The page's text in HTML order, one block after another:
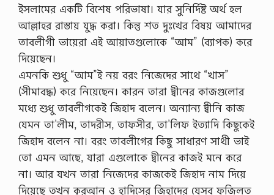
ইসলামের একটি বিশেষ পরিভাষা। যার সুনির্দিষ্ট অর্থ হল
আল্লাহর রাস্তায় যুদ্ধ করা। কিন্তু শত দুঃখের বিষয় আমাদের
তাবলীগী ভায়েরা এই আয়াতগুলোকে “আম” (ব্যাপক) করে
দিয়েছেন।
এমনকি শুধু “আম”ই নয় বরং নিজেদের সাথে “খাস”
(সীমাবদ্ধ) করে নিয়েছেন। কারন তারা দ্বীনের কাজগুলোর
মধ্যে শুধু তাবলীগকেই জিহাদ বলেন। অন্যান্য দ্বীনি কাজ
যেমন তা’লীম, তাদরীস, তাফসীর, তা’লিফ ইত্যাদি কিছুকেই
জিহাদ বলেন না। বরং তাবলীগের কিছু সাধারণ সাথী ভাই
তো এমন আছে, যারা এগুলোকে দ্বীনের কাজই মনে করে
না। আর যখন তারা নিজেদের কাজকেই জিহাদ নাম দিয়ে
দিয়েছে তখন কুরআন ও হাদিসের জিহাদের যেসব ফজিলত